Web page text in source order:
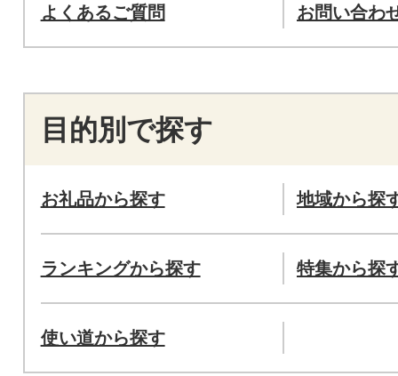
よくあるご質問 お問い合わ
目的別で探す
お礼品から探す 地域から探
ランキングから探す 特集から探
使い道から探す